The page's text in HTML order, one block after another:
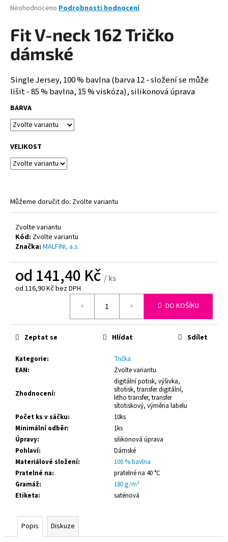
Průměrné
produktu
je
0,0
z
hvězdiček.
Neohodnoceno Podrobnosti hodnocení
Fit V-neck 162 Tričko
dámské
Single Jersey, 100 % bavlna (barva 12 - složení se může
lišit - 85 % bavlna, 15 % viskóza), silikonová úprava
BARVA
VELIKOST
Můžeme doručit do: Zvolte variantu
Zvolte variantu
Kód: Zvolte variantu
Značka: MALFINI, a.s.
od 141,40 Kč / ks
od 116,90 Kčbez DPH
DO KOŠÍKU
Kategorie:
Trička
EAN: Zvolte variantu
Zhodnocení:
digitální potisk, výšivka,
sítotisk, transfer digitální,
litho transfer, transfer
sítotiskový, výměna labelu
Počet ks v sáčku:
10ks
Minimální odběr:
1ks
Úpravy:
silikonová úprava
Pohlaví:
Dámské
Materiálové složení:
100 % bavlna
Pratelné na:
pratelné na 40 °C
Gramáž:
180 g/m²
Etiketa: saténová
Zeptat se Hlídat Sdílet
Popis Diskuze
a
j
í
t
HLEDAT
D
o
o
r
u
e
m
e
-
ORIGINAL,
1,2L
62,70
Kč